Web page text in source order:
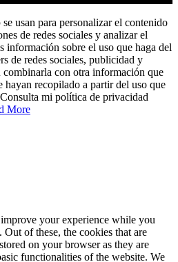
usan para personalizar el contenido
de redes sociales y analizar el
información sobre el uso que haga del
de redes sociales, publicidad y
combinarla con otra información que
hayan recopilado a partir del uso que
mi política de privacidad
More
your experience while you
of these, the cookies that are
on your browser as they are
functionalities of the website. We